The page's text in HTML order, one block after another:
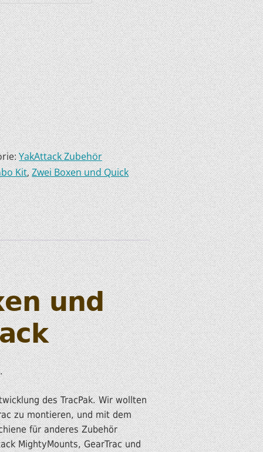
YakAttack Zubehör
Kit,Zwei Boxen und Quick
und
des TracPak. Wir wollten
zu montieren, und mit dem
für anderes Zubehör
MightyMounts, GearTrac und